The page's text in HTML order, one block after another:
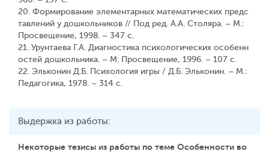
20. Формирование элементарных математических предс
тавлений у дошкольников // Под ред. А.А. Столяра. – М.:
Просвещение, 1998. – 347 с.
21. Урунтаева Г.А. Диагностика психологических особенн
остей дошкольника. – М: Просвещение, 1996. – 107 с.
22. Эльконин Д.Б. Психология игры / Д.Б. Эльконин. – М.:
Педагогика, 1978. – 314 с.
Выдержка из работы:
Некоторые тезисы из работы по теме Особенности во